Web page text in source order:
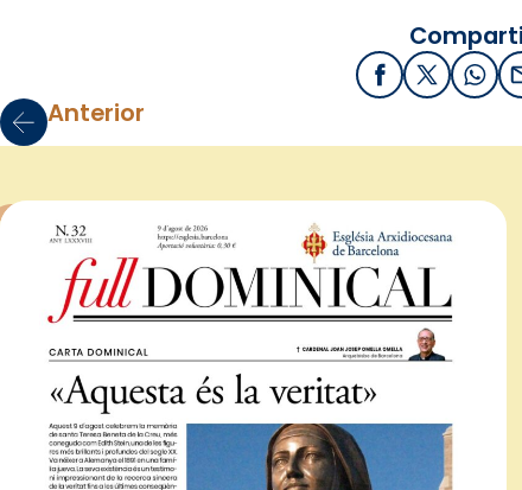
Facebook
X /
Anterior